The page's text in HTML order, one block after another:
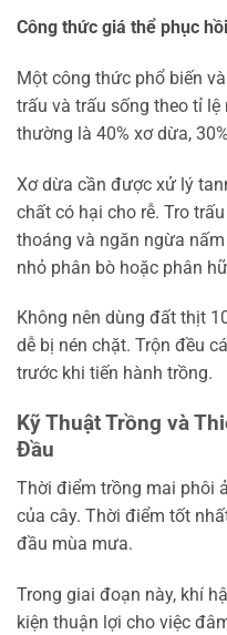
Công thức giá thể phục
Một công thức phổ biến
trấu và trấu sống theo tỉ
thường là 40% xơ dừa,
Xơ dừa cần được xử lý
chất có hại cho rễ. Tro
thoáng và ngăn ngừa
nhỏ phân bò hoặc phân
Không nên dùng đất thịt
dễ bị nén chặt. Trộn đều
trước khi tiến hành trồng.
Kỹ Thuật Trồng và
Đầu
Thời điểm trồng mai phôi
của cây. Thời điểm tốt
đầu mùa mưa.
Trong giai đoạn này, khí
kiện thuận lợi cho việc